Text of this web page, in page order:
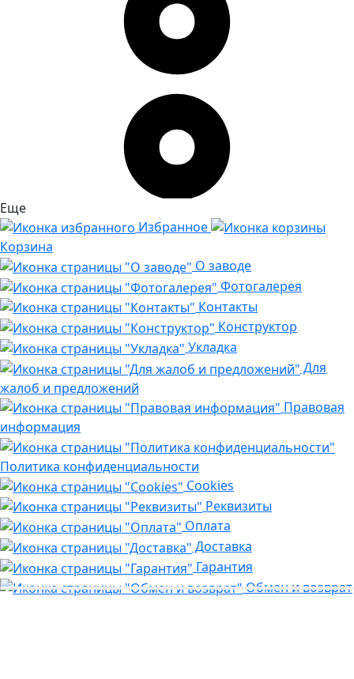
Еще
Избранное
Корзина
О заводе
Фотогалерея
Контакты
Конструктор
Укладка
Для
жалоб и предложений
Правовая
информация
Политика конфиденциальности
Cookies
Реквизиты
Оплата
Доставка
Гарантия
Обмен и возврат